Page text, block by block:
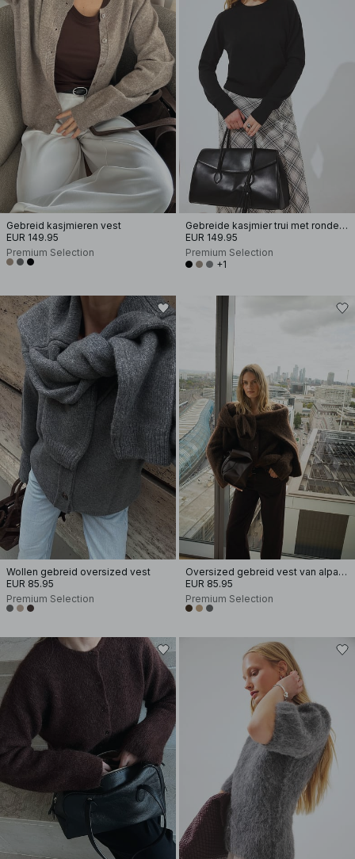
Gebreid kasjmieren vest
EUR 149.95
Premium Selection
Gebreide kasjmier trui met ronde hals
EUR 149.95
Premium Selection
+1
Wollen gebreid oversized vest
EUR 85.95
Premium Selection
Oversized gebreid vest van alpacamix
EUR 85.95
Premium Selection